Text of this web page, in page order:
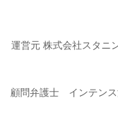
運営元 株式会社スタニ
顧問弁護士 インテン